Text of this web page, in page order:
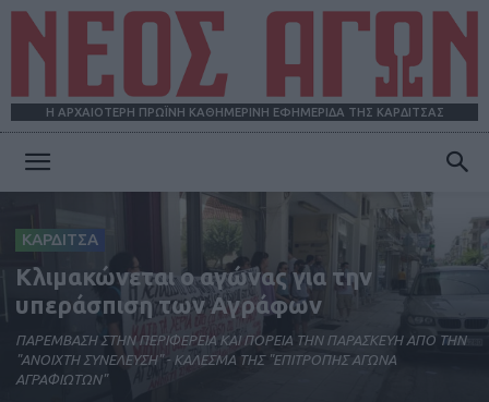
Η ΑΡΧΑΙΟΤΕΡΗ ΠΡΩΪΝΗ ΚΑΘΗΜΕΡΙΝΗ ΕΦΗΜΕΡΙΔΑ ΤΗΣ ΚΑΡΔΙΤΣΑΣ
ΑΓΩΝ
ΚΑΡΔΙΤΣΑ
Κλιμακώνεται ο αγώνας για την
υπεράσπιση των Αγράφων
ΠΑΡΕΜΒΑΣΗ ΣΤΗΝ ΠΕΡΙΦΕΡΕΙΑ ΚΑΙ ΠΟΡΕΙΑ ΤΗΝ ΠΑΡΑΣΚΕΥΗ ΑΠΟ ΤΗΝ
"ΑΝΟΙΧΤΗ ΣΥΝΕΛΕΥΣΗ" - ΚΑΛΕΣΜΑ ΤΗΣ "ΕΠΙΤΡΟΠΗΣ ΑΓΩΝΑ
ΑΓΡΑΦΙΩΤΩΝ"